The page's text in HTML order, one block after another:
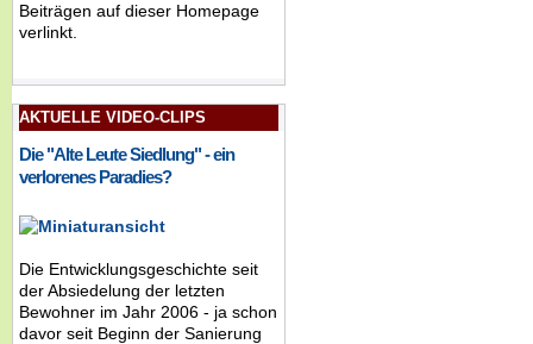
Beiträgen auf dieser Homepage
verlinkt.
AKTUELLE VIDEO-CLIPS
Die "Alte Leute Siedlung" - ein
verlorenes Paradies?
Die Entwicklungsgeschichte seit
der Absiedelung der letzten
Bewohner im Jahr 2006 - ja schon
davor seit Beginn der Sanierung